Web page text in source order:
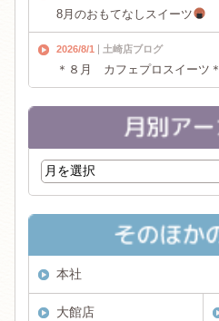
8月のおもてなしスイーツ
2026/8/1 土崎店ブログ
＊８月 カフェプロスイーツ＊
本社
大館店